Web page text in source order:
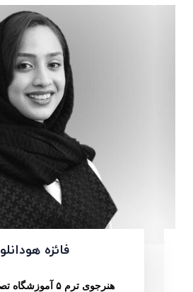
امیر صدرا نعیمی
هنرجوی ترم ۵ آموزشگاه تصویر شرقی